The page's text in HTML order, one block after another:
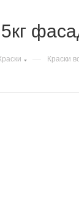
— Краски